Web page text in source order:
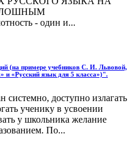
- один и...
(на примере учебников С. И. Львовой,
и «Русский язык для 5 класса»)".
доступно излагать
ученику в усвоении
у школьника желание
По...